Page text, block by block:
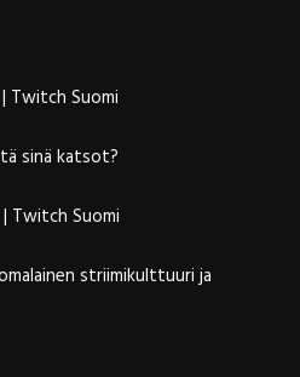
Twitch Suomi
sinä katsot?
Twitch Suomi
striimikulttuuri ja